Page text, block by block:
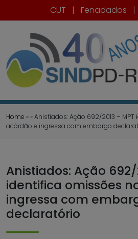
CUT | Fenadados |
Home » » Anistiados: Ação 692/2013 –
acórdão e ingressa com embargo
Anistiados: Ação 692/
identifica omissões
ingressa com
declaratório